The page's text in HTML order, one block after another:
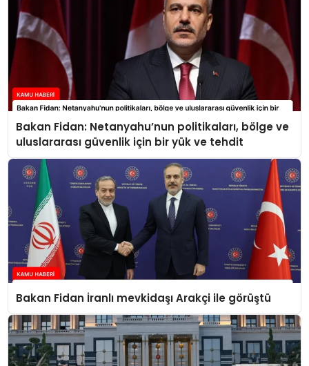
Bakan Fidan: Netanyahu’nun politikaları, bölge ve
uluslararası güvenlik için bir yük ve tehdit
Bakan Fidan İranlı mevkidaşı Arakçi ile görüştü